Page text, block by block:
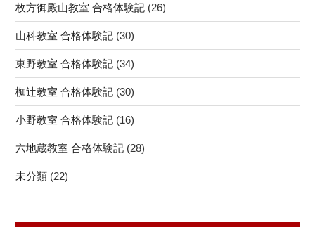
枚方御殿山教室 合格体験記 (26)
山科教室 合格体験記 (30)
東野教室 合格体験記 (34)
椥辻教室 合格体験記 (30)
小野教室 合格体験記 (16)
六地蔵教室 合格体験記 (28)
未分類 (22)